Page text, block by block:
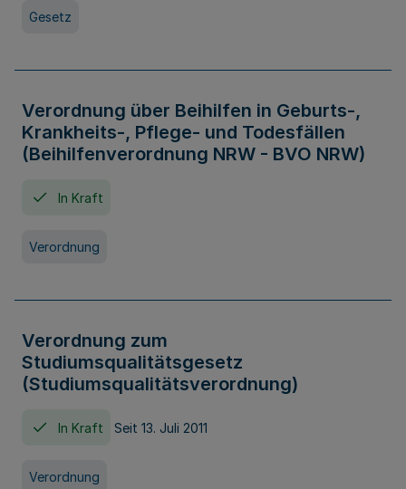
Gesetz
Verordnung über Beihilfen in Geburts-,
Krankheits-, Pflege- und Todesfällen
(Beihilfenverordnung NRW - BVO NRW)
In Kraft
Verordnung
Verordnung zum
Studiumsqualitätsgesetz
(Studiumsqualitätsverordnung)
In Kraft Seit 13. Juli 2011
Verordnung